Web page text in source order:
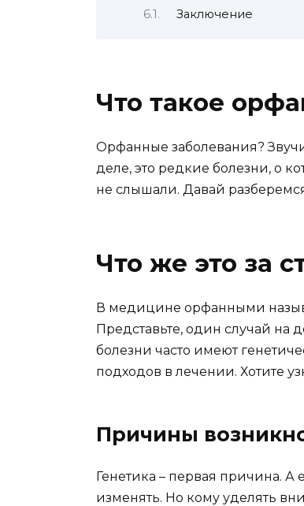
Заключение
Что такое
Орфанные заболевания?
деле, это редкие болезни, о
не слышали. Давай
Что же это за
В медицине орфанными
Представьте, один случай на
болезни часто имеют
подходов в лечении. Хотите
Причины
Генетика – первая причина.
изменять. Но кому уделять